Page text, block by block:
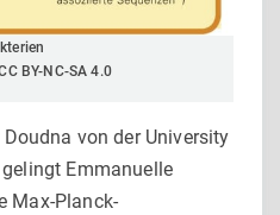
BY-NC-SA 4.0
von der University
Emmanuelle
Max-Planck-